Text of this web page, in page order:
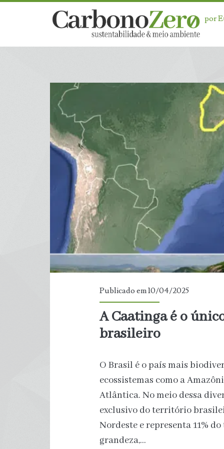
por
<span>10
de
abril
de
2025</span>
Publicado em 10/04/2025
A Caatinga é o
brasileiro
O Brasil é o país mais
ecossistemas como a
Atlântica. No meio dessa
exclusivo do território
Nordeste e representa 11%
grandeza,…